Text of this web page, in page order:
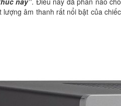
âm thanh rất nổi bật của chiếc